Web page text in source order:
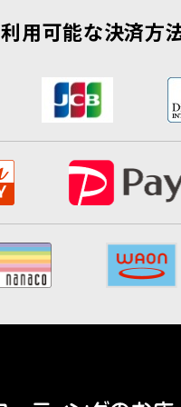
利用可能な決済方